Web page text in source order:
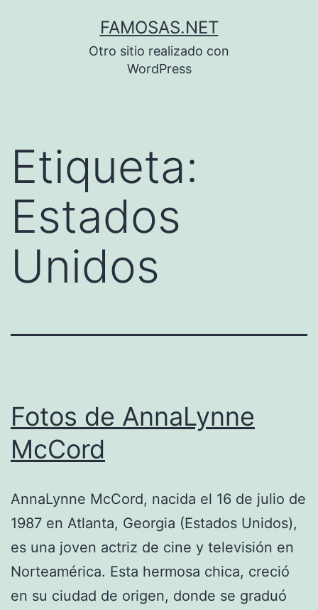
FAMOSAS.NET
Otro sitio realizado con
WordPress
Etiqueta:
Estados
Unidos
Fotos de AnnaLynne
McCord
AnnaLynne McCord, nacida el 16 de julio de
1987 en Atlanta, Georgia (Estados Unidos),
es una joven actriz de cine y televisión en
Norteamérica. Esta hermosa chica, creció
en su ciudad de origen, donde se graduó